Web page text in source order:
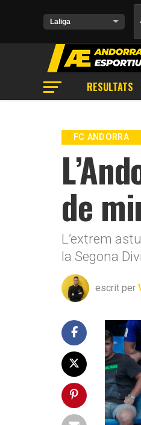
RESULTATS
FC ANDORRA
de
L’extrem
la Segona
escrit per